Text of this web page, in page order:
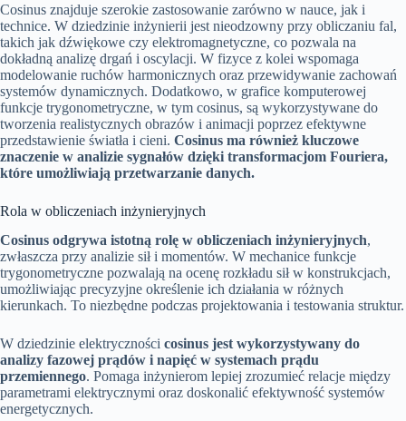
Cosinus znajduje szerokie zastosowanie zarówno w nauce, jak i
technice. W dziedzinie inżynierii jest nieodzowny przy obliczaniu fal,
takich jak dźwiękowe czy elektromagnetyczne, co pozwala na
dokładną analizę drgań i oscylacji. W fizyce z kolei wspomaga
modelowanie ruchów harmonicznych oraz przewidywanie zachowań
systemów dynamicznych. Dodatkowo, w grafice komputerowej
funkcje trygonometryczne, w tym cosinus, są wykorzystywane do
tworzenia realistycznych obrazów i animacji poprzez efektywne
przedstawienie światła i cieni. Cosinus ma również kluczowe
znaczenie w analizie sygnałów dzięki transformacjom Fouriera,
które umożliwiają przetwarzanie danych.
Rola w obliczeniach inżynieryjnych
Cosinus odgrywa istotną rolę w obliczeniach inżynieryjnych,
zwłaszcza przy analizie sił i momentów. W mechanice funkcje
trygonometryczne pozwalają na ocenę rozkładu sił w konstrukcjach,
umożliwiając precyzyjne określenie ich działania w różnych
kierunkach. To niezbędne podczas projektowania i testowania struktur.
W dziedzinie elektryczności cosinus jest wykorzystywany do
analizy fazowej prądów i napięć w systemach prądu
przemiennego. Pomaga inżynierom lepiej zrozumieć relacje między
parametrami elektrycznymi oraz doskonalić efektywność systemów
energetycznych.